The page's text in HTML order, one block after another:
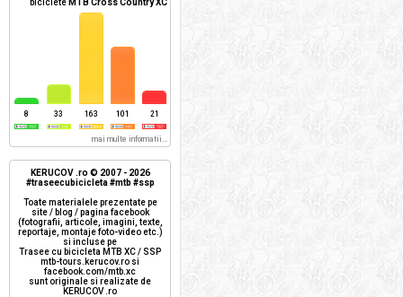
biciclete MTB Cross Country XC
8 33 163 101 21
mai multe informatii...
KERUCOV .ro © 2007 - 2026
#traseecubicicleta #mtb #ssp
Toate materialele prezentate pe
site / blog / pagina facebook
(fotografii, articole, imagini, texte,
reportaje, montaje foto-video etc.)
si incluse pe
Trasee cu bicicleta MTB XC / SSP
mtb-tours.kerucov.ro si
facebook.com/mtb.xc
sunt originale si realizate de
KERUCOV .ro